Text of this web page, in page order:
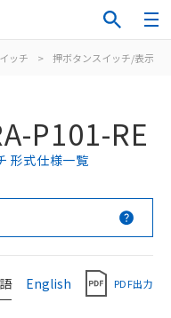
ッチ > 押ボタンスイッチ/表示灯
P101-RE
形式仕様一覧
English PDF出力